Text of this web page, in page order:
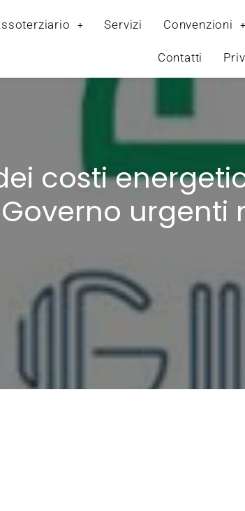
Servizi Convenzioni
Contatti
costi
urgenti